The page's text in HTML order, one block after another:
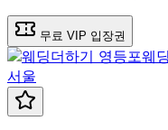
무료 VIP 입장권
서울